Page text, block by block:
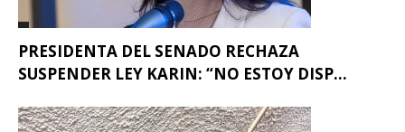
PRESIDENTA DEL SENADO RECHAZA
SUSPENDER LEY KARIN: “NO ESTOY DISP...